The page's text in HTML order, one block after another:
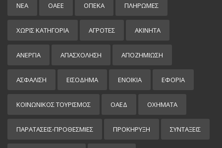
ΝΕΑ ΟΑΕΕ ΟΠΕΚΑ ΠΛΗΡΩΜΕΣ
ΧΩΡΊΣ ΚΑΤΗΓΟΡΊΑ ΑΓΡΟΤΕΣ ΑΚΙΝΗΤΑ
ΑΝΕΡΓΙΑ ΑΠΑΣΧΟΛΗΣΗ ΑΠΟΖΗΜΙΩΣΗ
ΑΣΦΑΛΙΣΗ ΕΙΣΌΔΗΜΑ ΕΝΟΙΚΙΑ ΕΦΟΡΙΑ
ΚΟΙΝΩΝΙΚΟΣ ΤΟΥΡΙΣΜΟΣ ΟΑΕΔ ΟΧΗΜΑΤΑ
ΠΑΡΑΤΑΣΕΙΣ-ΠΡΟΘΕΣΜΙΕΣ ΠΡΟΚΉΡΥΞΗ ΣΥΝΤΑΞΕΙΣ